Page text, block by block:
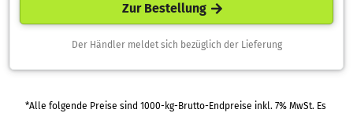
Zur Bestellung
Der Händler meldet sich bezüglich der Lieferung
*Alle folgende Preise sind 1000-kg-Brutto-Endpreise inkl. 7% MwSt. Es